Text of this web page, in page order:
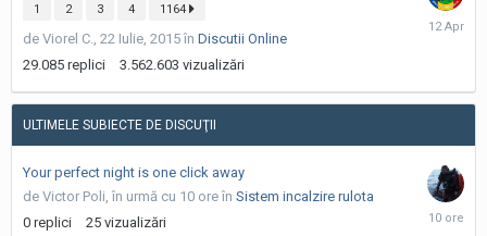
1 2 3 4 1164
de Viorel C., 22 Iulie, 2015 în Discutii Online
29.085 replici 3.562.603 vizualizări
12
ULTIMELE SUBIECTE DE DISCUŢII
Your perfect night is one click away
de Victor Poli, în urmă cu 10 ore în Sistem incalzire rulota
0 replici 25 vizualizări
în